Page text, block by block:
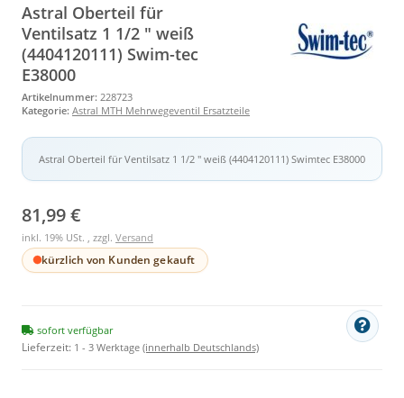
Astral Oberteil für
Ventilsatz 1 1/2 " weiß
(4404120111) Swim-tec
E38000
Artikelnummer: 228723
Kategorie: Astral MTH Mehrwegeventil Ersatzteile
Astral Oberteil für Ventilsatz 1 1/2 " weiß (4404120111) Swimtec E38000
81,99 €
inkl. 19% USt. , zzgl. Versand
kürzlich von Kunden gekauft
sofort verfügbar
Lieferzeit: 1 - 3 Werktage (innerhalb Deutschlands)